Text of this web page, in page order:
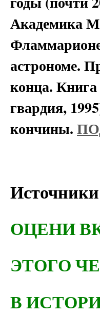
Академика
астрономе.
конца.
гвардия,
кончины.
ОЦЕНИ
ЭТОГО
В